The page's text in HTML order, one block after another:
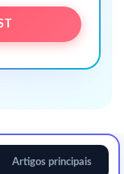
Artigos principais